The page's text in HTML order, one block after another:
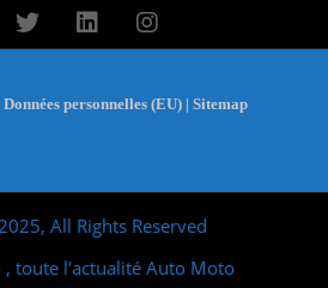
Données personnelles (EU) | Sitemap
All Rights Reserved
toute l'actualité Auto Moto